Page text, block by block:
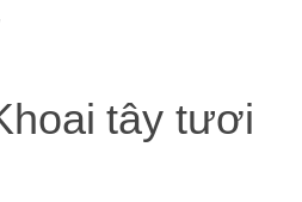
tây tươi